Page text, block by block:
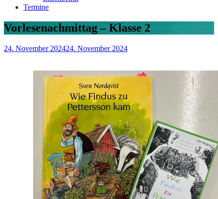
Termine
Vorlesenachmittag – Klasse 2
24. November 202424. November 2024